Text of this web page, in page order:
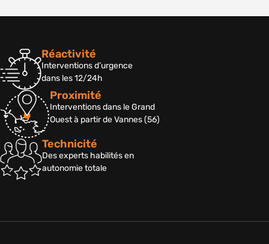
Réactivité
Interventions d’urgence
dans les 12/24h
Proximité
Interventions dans le Grand
Ouest à partir de Vannes (56)
Technicité
Des experts habilités en
autonomie totale